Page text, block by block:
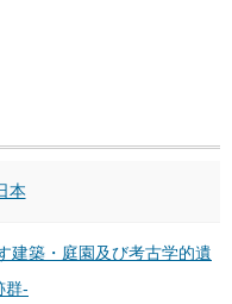
本
建築・庭園及び考古学的遺
群-